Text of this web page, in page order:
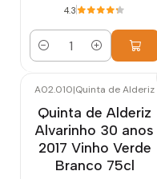
4.3
Quantidade
A02.010|Quinta de Alderiz
Quinta de Alderiz
Alvarinho 30 anos
2017 Vinho Verde
Branco 75cl